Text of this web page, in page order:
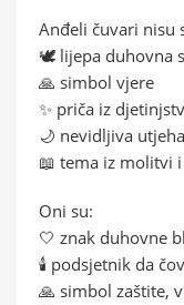
Anđeli čuvari nisu
🕊️ lijepa duhovna
🙏 simbol vjere
✨ priča iz
🌙 nevidljiva utjeha
📖 tema iz molitvi
Oni su:
🤍 znak duhovne
🕯️ podsjetnik da
🙏 simbol zaštite,